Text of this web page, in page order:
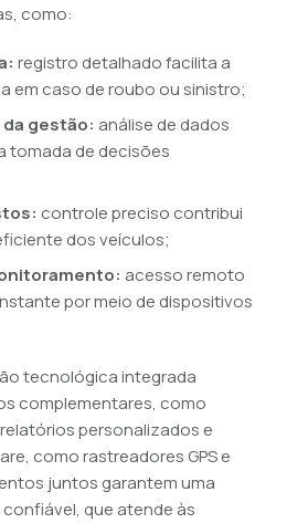
como:
registro detalhado facilita a
em caso de roubo ou sinistro;
gestão: análise de dados
tomada de decisões
controle preciso contribui
dos veículos;
acesso remoto
por meio de dispositivos
tecnológica integrada
complementares, como
personalizados e
como rastreadores GPS e
juntos garantem uma
que atende às